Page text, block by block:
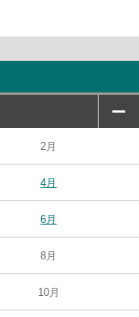
2月
4月
6月
8月
10月